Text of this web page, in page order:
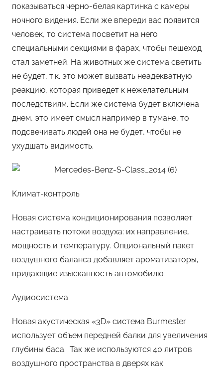
показываться черно-белая картинка с камеры
ночного видения. Если же впереди вас появится
человек, то система посветит на него
специальными секциями в фарах, чтобы пешеход
стал заметней. На животных же система светить
не будет, т.к. это может вызвать неадекватную
реакцию, которая приведет к нежелательным
последствиям. Если же система будет включена
днем, это имеет смысл например в тумане, то
подсвечивать людей она не будет, чтобы не
ухудшать видимость.
Климат-контроль
Новая система кондиционирования позволяет
настраивать потоки воздуха: их направление,
мощность и температуру. Опциональный пакет
воздушного баланса добавляет ароматизаторы,
придающие изысканность автомобилю.
Аудиосистема
Новая акустическая «3D» система Burmester
использует объем передней балки для увеличения
глубины баса. Так же используются 40 литров
воздушного пространства в дверях как